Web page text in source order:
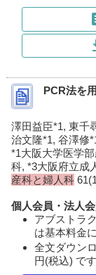
PCR法を
澤田益臣*1, 東千
治文隆*1, 谷澤修
*1大阪大学医学
科, *3大阪府立成
産科と婦人科
個人会員・法人
アブストラ
は基本料金
全文ダウン
円(税込) です